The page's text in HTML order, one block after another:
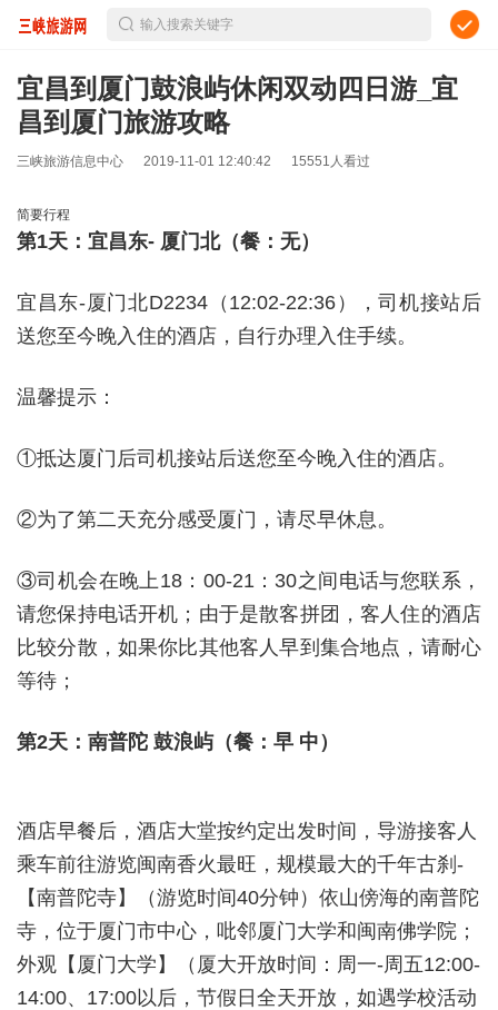
输入搜索关键字
宜昌到厦门鼓浪屿休闲双动四日游_宜
昌到厦门旅游攻略
三峡旅游信息中心 2019-11-01 12:40:42 15551人看过
简要行程
第1天： 宜昌东- 厦门北（餐：无）
宜昌东-厦门北D2234（ 12:02-22:36 ），司机接站后
送您至今晚入住的酒店，自行办理入住手续。
温馨提示：
①抵达厦门后司机接站后送您至今晚入住的酒店。
②为了第二天充分感受厦门，请尽早休息。
③司机会在晚上18： 00-21： 30之间电话与您联系，
请您保持电话开机；由于是散客拼团，客人住的酒店
比较分散，如果你比其他客人早到集合地点，请耐心
等待；
第2天： 南普陀 鼓浪屿（餐：早 中）
酒店早餐后，酒店大堂按约定出发时间，导游接客人
乘车前往游览闽南香火最旺，规模最大的千年古刹-
【南普陀寺】（游览时间40分钟）依山傍海的南普陀
寺，位于厦门市中心，吡邻厦门大学和闽南佛学院；
外观【厦门大学】（厦大开放时间：周一-周五12:00-
14:00、17:00以后，节假日全天开放，如遇学校活动